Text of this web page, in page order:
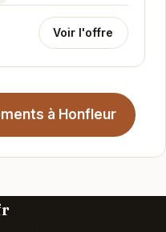
Voir l'offre
à Honfleur